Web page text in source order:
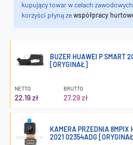
kupujący towar w celach
korzyści płyną zewspółpracy
BUZER HUAWEI P SMART
[ORYGINAŁ]
NETTO
22.19 zł
BRUTTO
27.29 zł
KAMERA PRZEDNIA 8MPIX
2021 02354ADG